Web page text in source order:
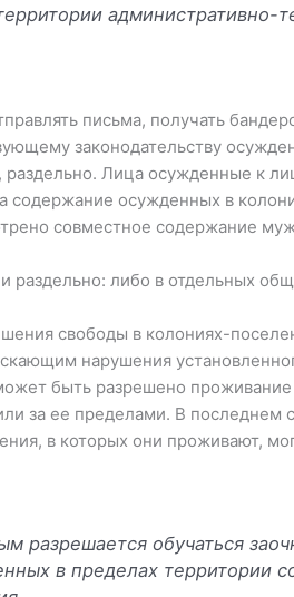
административно-
письма, получать
законодательству
раздельно. Лица осужденные к
содержание осужденных в
совместное содержание
раздельно: либо в отдельных
свободы в колониях-
нарушения
быть разрешено
за ее пределами. В последнем
в которых они проживают,
разрешается обучаться
в пределах территории